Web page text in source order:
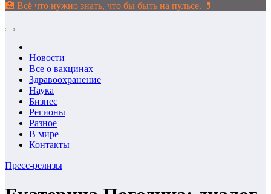
🏥 Всё что нужно знать, что бы быть на пульсе. 💊
Новости
Все о вакцинах
Здравоохранение
Наука
Бизнес
Регионы
Разное
В мире
Контакты
Пресс-релизы